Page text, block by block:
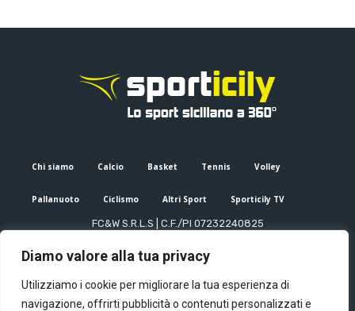
Diamo valore alla tua privacy
Utilizziamo i cookie per migliorare la tua esperienza di
navigazione, offrirti pubblicità o contenuti personalizzati e
Chi siamo Calcio Basket Tennis Volley
Pallanuoto Ciclismo Altri Sport Sporticily TV
FC&W S.R.L.S | C.F./PI 07232240825
Editore e direttore responsabile: Francesco Cammuca | Registro
Mail: info@sporticily.it| Telefono:+39 371 788 7216